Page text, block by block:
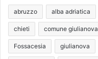
abruzzo alba adriatica
chieti comune giulianova
Fossacesia giulianova